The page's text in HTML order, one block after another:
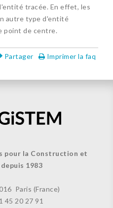
tracée. En effet, les
autre type d'entité
point de centre.
Imprimer la faq
Partager
pour la Construction et
1983
Paris (France)
45 20 27 91